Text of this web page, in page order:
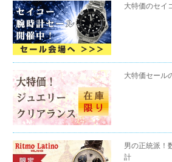
大特価のセイ
大特価セール
男の正統派！
計